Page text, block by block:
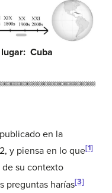
Cuba
en la
y piensa en lo que[1]
de su contexto
preguntas harías[3]